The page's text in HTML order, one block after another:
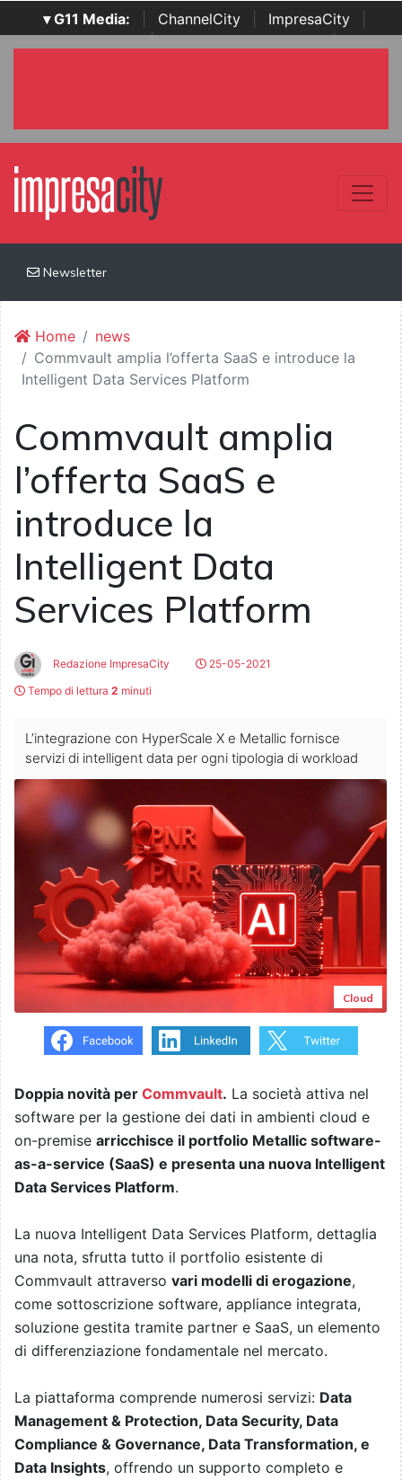
▾ G11 Media: ChannelCity ImpresaCity
SecurityOpenLab | Italian Channel Awards | Italian
Newsletter
Home
news
Commvault amplia l’offerta SaaS e introduce la
Intelligent Data Services Platform
Commvault amplia
l’offerta SaaS e
introduce la
Intelligent Data
Services Platform
Redazione ImpresaCity
25-05-2021
Tempo di lettura 2 minuti
L’integrazione con HyperScale X e Metallic fornisce
servizi di intelligent data per ogni tipologia di workload
Cloud
Doppia novità per Commvault. La società attiva nel
software per la gestione dei dati in ambienti cloud e
on-premise arricchisce il portfolio Metallic software-
as-a-service (SaaS) e presenta una nuova Intelligent
Data Services Platform.
La nuova Intelligent Data Services Platform, dettaglia
una nota, sfrutta tutto il portfolio esistente di
Commvault attraverso vari modelli di erogazione,
come sottoscrizione software, appliance integrata,
soluzione gestita tramite partner e SaaS, un elemento
di differenziazione fondamentale nel mercato.
La piattaforma comprende numerosi servizi: Data
Management & Protection, Data Security, Data
Compliance & Governance, Data Transformation, e
Data Insights, offrendo un supporto completo e